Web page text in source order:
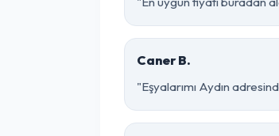
Caner B.
"Eşyalarımı Aydın